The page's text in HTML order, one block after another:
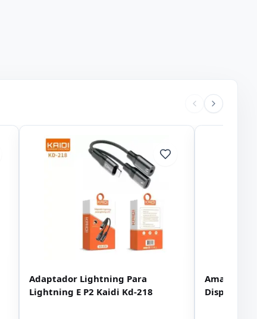
Adaptador Lightning Para
Lightning E P2 Kaidi Kd-218
Amazon
Display 8"